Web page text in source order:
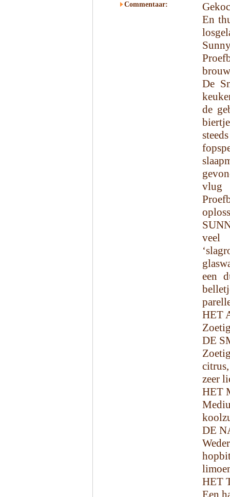
Commentaar:
En
De
de
vlug
veel
een
HET
DE
zeer
HET
DE
HET
Een